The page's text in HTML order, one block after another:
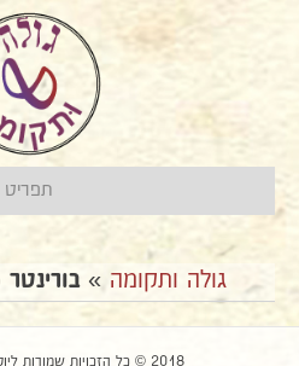
תפריט
גולה ותקומה »בורינטר 6
2018 © כל הזכויות שמורות ליוסי עופר "גולה ותקומה"